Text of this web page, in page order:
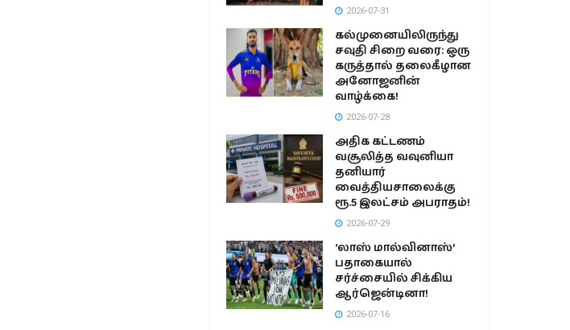
2026-07-31
கல்முனையிலிருந்து
சவுதி சிறை வரை: ஒரு
கருத்தால் தலைகீழான
அனோஜனின்
வாழ்க்கை!
2026-07-28
அதிக கட்டணம்
வசூலித்த வவுனியா
தனியார்
வைத்தியசாலைக்கு
ரூ.5 இலட்சம் அபராதம்!
2026-07-29
‘லாஸ் மால்வினாஸ்’
பதாகையால்
சர்ச்சையில் சிக்கிய
ஆர்ஜென்டினா!
2026-07-16